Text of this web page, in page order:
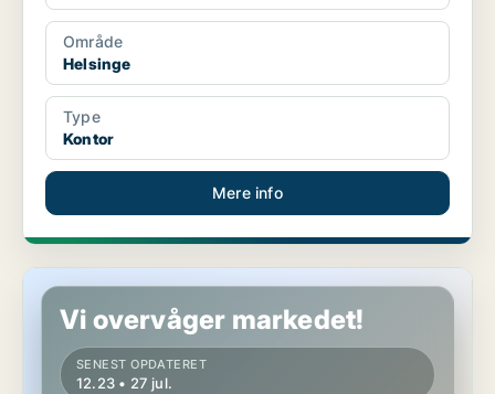
Område
Helsinge
Type
Kontor
Mere info
Butik i Helsinge
Vi overvåger markedet!
SENEST OPDATERET
12.23 • 27 jul.